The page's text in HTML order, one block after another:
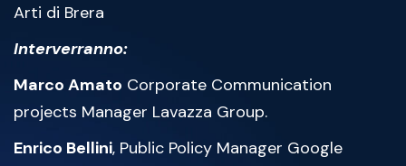
Arti di Brera
Interverranno:
Marco Amato Corporate Communication
projects Manager Lavazza Group.
Enrico Bellini, Public Policy Manager Google